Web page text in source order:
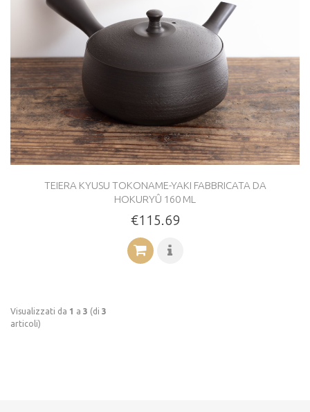
TEIERA KYUSU TOKONAME-YAKI FABBRICATA DA
HOKURYÛ 160 ML
€115.69
Visualizzati da 1 a 3 (di 3
articoli)